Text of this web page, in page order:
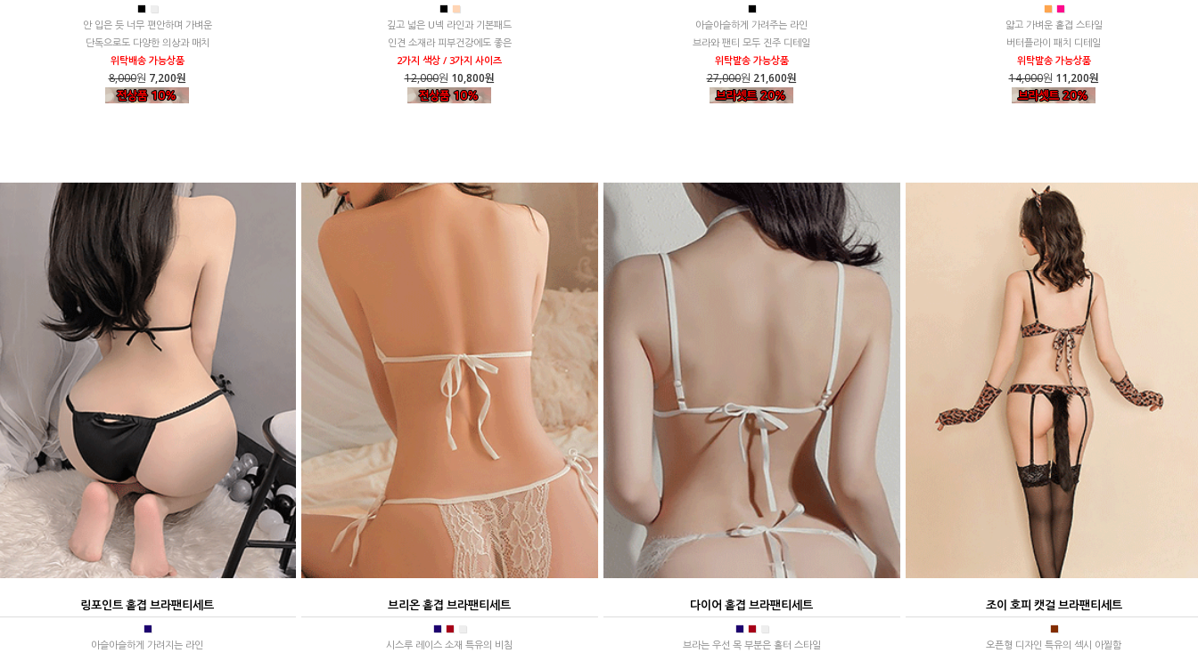
■ ■
안 입은 듯 너무 편안하며 가벼운
단독으로도 다양한 의상과 매치
위탁배송 가능상품
8,000원 7,200원
■ ■
깊고 넓은 U넥 라인과 기본패드
인견 소재라 피부건강에도 좋은
2가지 색상 / 3가지 사이즈
12,000원 10,800원
■
아슬아슬하게 가려주는 라인
브라와 팬티 모두 진주 디테일
위탁발송 가능상품
27,000원 21,600원
■ ■
얇고 가벼운 홑겹 스타일
버터플라이 패치 디테일
위탁발송 가능상품
14,000원 11,200원
링포인트 홑겹 브라팬티세트
■
아슬아슬하게 가려지는 라인
브리온 홑겹 브라팬티세트
■ ■ ■
시스루 레이스 소재 특유의 비침
다이어 홑겹 브라팬티세트
■ ■ ■
브라는 우선 목 부분은 홀터 스타일
조이 호피 캣걸 브라팬티세트
■
오픈형 디자인 특유의 섹시 아찔함